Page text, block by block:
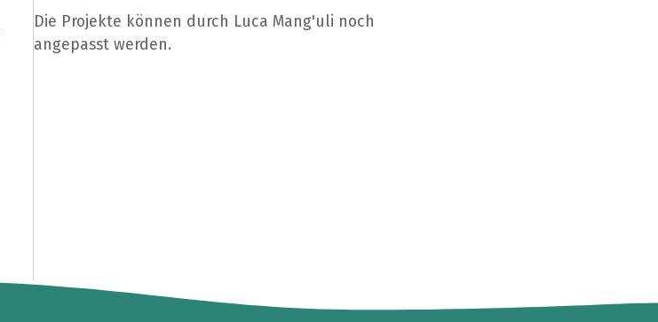
Die Projekte können durch Luca Mang'uli noch
angepasst werden.